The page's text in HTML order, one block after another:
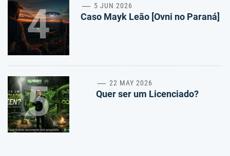
4 5 JUN 2026
Caso Mayk Leão [Ovni no Paraná]
5 22 MAY 2026
Quer ser um Licenciado?